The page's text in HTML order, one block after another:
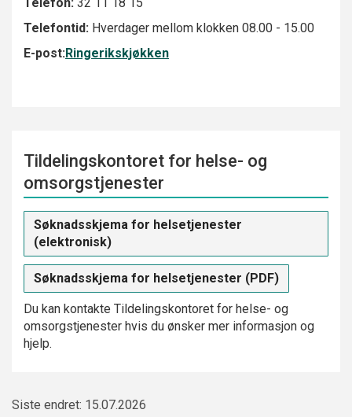
Telefontid: Hverdager mellom klokken 08.00 - 15.00
E-post:Ringerikskjøkken
Tildelingskontoret for helse- og
omsorgstjenester
Søknadsskjema for helsetjenester
(elektronisk)
Søknadsskjema for helsetjenester (PDF)
Du kan kontakte Tildelingskontoret for helse- og
omsorgstjenester hvis du ønsker mer informasjon og
hjelp.
Siste endret: 15.07.2026